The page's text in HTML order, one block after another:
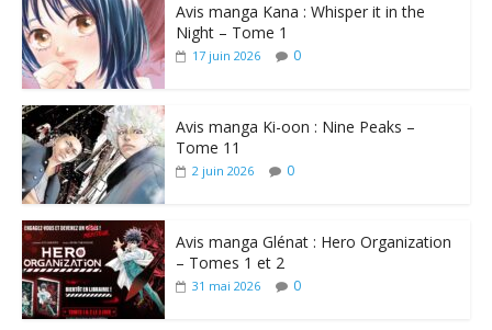
Avis manga Kana : Whisper it in the
Night – Tome 1
17 juin 2026 0
Avis manga Ki-oon : Nine Peaks –
Tome 11
2 juin 2026 0
Avis manga Glénat : Hero Organization
– Tomes 1 et 2
31 mai 2026 0